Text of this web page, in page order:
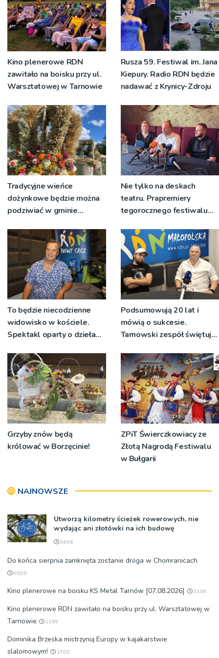
Kino plenerowe RDN
zawitało na boisku przy ul.
Warsztatowej w Tarnowie
Rusza 59. Festiwal im. Jana
Kiepury. Radio RDN będzie
nadawać z Krynicy-Zdroju
Tradycyjne wieńce
dożynkowe będzie można
podziwiać w gminie
Nie tylko na deskach
teatru. Prapremiery
tegorocznego festiwalu
niecodziennych
okolicznościach
To będzie niecodzienne
widowisko w kościele.
Spektakl oparty o dzieła
Podsumowują 20 lat i
mówią o sukcesie.
Tarnowski zespół świętuje
koncert
Grzyby znów będą
królować w Borzęcinie!
ZPiT Świerczkowiacy ze
Złotą Nagrodą Festiwalu
w Bułgarii
NAJNOWSZE
Utworzą kilometry ścieżek rowerowych, nie
wydając ani złotówki na ich budowę
06:06
Do końca sierpnia zamknięta zostanie droga w Chomranicach
05:05
Kino plenerowe na boisku KS Metal Tarnów [07.08.2026] 21:09
Kino plenerowe RDN zawitało na boisku przy ul. Warsztatowej w
Tarnowie
21:09
Dominika Brzeska mistrzynią Europy w kajakarstwie
slalomowym!
17:05